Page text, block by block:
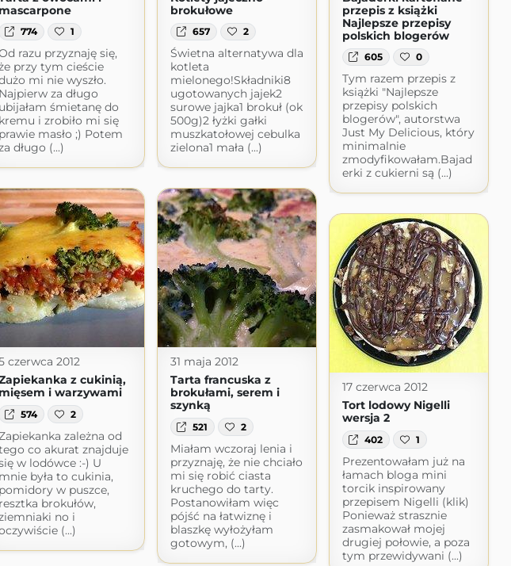
mascarpone
774 1
razu przyznaję się,
przy tym cieście
mi nie wyszło.
Najpierw za długo
ubijałam śmietanę do
kremu i zrobiło mi się
prawie masło ;) Potem
długo (...)
brokułowe
657 2
Świetna alternatywa dla
kotleta
mielonego!Składniki8
ugotowanych jajek2
surowe jajka1 brokuł (ok
500g)2 łyżki gałki
muszkatołowej cebulka
zielona1 mała (...)
przepis z książki
Najlepsze przepisy
polskich blogerów
605 0
Tym razem przepis z
książki "Najlepsze
przepisy polskich
blogerów", autorstwa
Just My Delicious, który
minimalnie
zmodyfikowałam.Bajad
erki z cukierni są (...)
czerwca 2012
z cukinią,
mięsem i warzywami
574 2
zależna od
co akurat znajduje
w lodówce :-) U
mnie była to cukinia,
pomidory w puszce,
resztka brokułów,
no i
(...)
31 maja 2012
Tarta francuska z
brokułami, serem i
szynką
521 2
Miałam wczoraj lenia i
przyznaję, że nie chciało
mi się robić ciasta
kruchego do tarty.
Postanowiłam więc
pójść na łatwiznę i
blaszkę wyłożyłam
gotowym, (...)
17 czerwca 2012
Tort lodowy Nigelli
wersja 2
402 1
Prezentowałam już na
łamach bloga mini
torcik inspirowany
przepisem Nigelli (klik)
Ponieważ strasznie
zasmakował mojej
drugiej połowie, a poza
tym przewidywani (...)